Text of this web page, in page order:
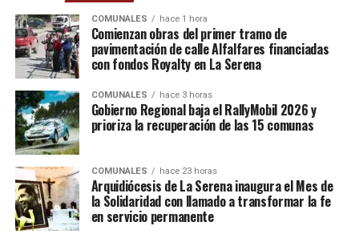
COMUNALES hace 1 hora
Comienzan obras del primer tramo de
pavimentación de calle Alfalfares financiadas
con fondos Royalty en La Serena
COMUNALES hace 3 horas
Gobierno Regional baja el RallyMobil 2026 y
prioriza la recuperación de las 15 comunas
COMUNALES hace 23 horas
Arquidiócesis de La Serena inaugura el Mes de
la Solidaridad con llamado a transformar la fe
en servicio permanente